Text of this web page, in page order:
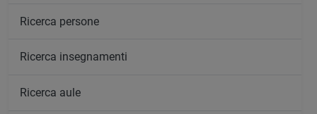
Ricerca persone
Ricerca insegnamenti
Ricerca aule